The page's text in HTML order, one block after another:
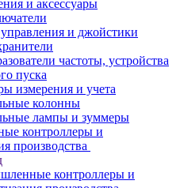
и аксессуары
и джойстики
частоты, устройства
пуска
измерения и учета
колонны
лампы и зуммеры
контроллеры и
производства
контроллеры и